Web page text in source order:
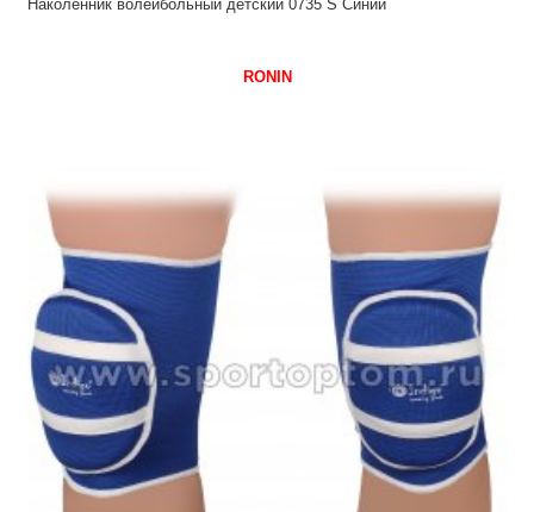
Наколенник волейбольный детский 0735 S Синий
RONIN